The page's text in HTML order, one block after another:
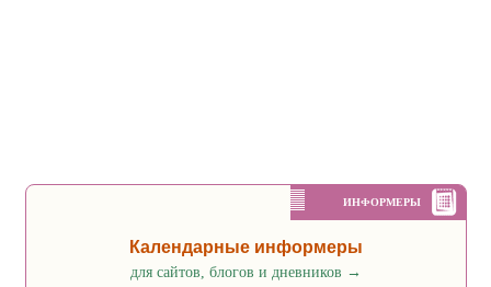
ИНФОРМЕРЫ
Календарные информеры
для сайтов, блогов и дневников →